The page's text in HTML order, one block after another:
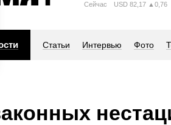
Сейчас USD 82,17 ▲0,76
Статьи Интервью Фото